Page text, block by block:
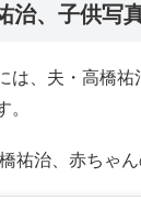
治、子供写
は、夫・高橋祐
。
祐治、赤ちゃ